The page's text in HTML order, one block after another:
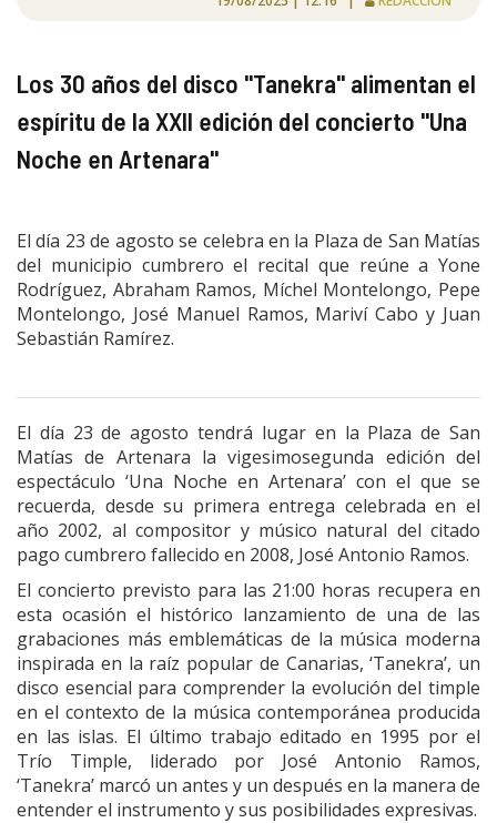
Los 30 años del disco "Tanekra" alimentan el
espíritu de la XXII edición del concierto "Una
Noche en Artenara"
El día 23 de agosto se celebra en la Plaza de San Matías
del municipio cumbrero el recital que reúne a Yone
Rodríguez, Abraham Ramos, Míchel Montelongo, Pepe
Montelongo, José Manuel Ramos, Mariví Cabo y Juan
Sebastián Ramírez.
El día 23 de agosto tendrá lugar en la Plaza de San
Matías de Artenara la vigesimosegunda edición del
espectáculo ‘Una Noche en Artenara’ con el que se
recuerda, desde su primera entrega celebrada en el
año 2002, al compositor y músico natural del citado
pago cumbrero fallecido en 2008, José Antonio Ramos.
El concierto previsto para las 21:00 horas recupera en
esta ocasión el histórico lanzamiento de una de las
grabaciones más emblemáticas de la música moderna
inspirada en la raíz popular de Canarias, ‘Tanekra’, un
disco esencial para comprender la evolución del timple
en el contexto de la música contemporánea producida
en las islas. El último trabajo editado en 1995 por el
Trío Timple, liderado por José Antonio Ramos,
‘Tanekra’ marcó un antes y un después en la manera de
entender el instrumento y sus posibilidades expresivas.